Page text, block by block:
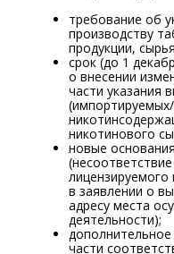
требование об
производству
продукции,
срок (до 1
о внесении
части указания
никотинового
новые
лицензируемого
в заявлении о
адресу места
деятельности);
части